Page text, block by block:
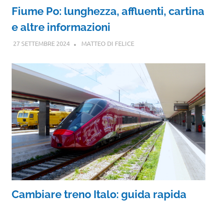
Fiume Po: lunghezza, affluenti, cartina
e altre informazioni
27 SETTEMBRE 2024 MATTEO DI FELICE
Cambiare treno Italo: guida rapida